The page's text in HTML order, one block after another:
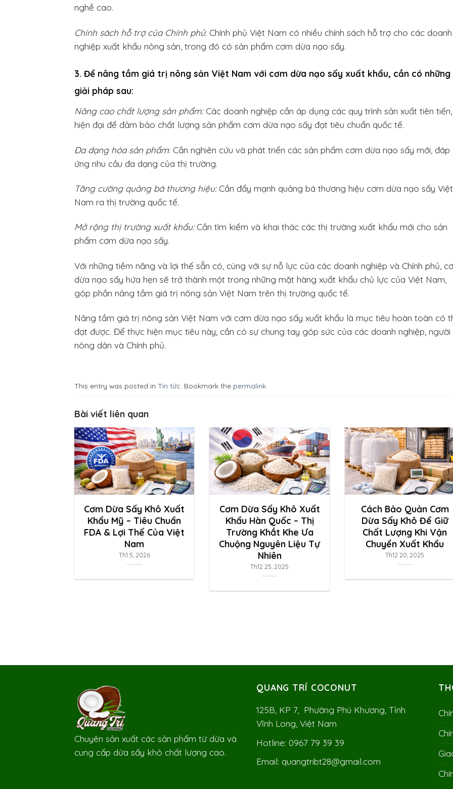
nghề cao.
Chính sách hỗ trợ của Chính phủ: Chính phủ Việt Nam có nhiều chính sách hỗ trợ cho các doanh
nghiệp xuất khẩu nông sản, trong đó có sản phẩm cơm dừa nạo sấy.
3. Để nâng tầm giá trị nông sản Việt Nam với cơm dừa nạo sấy xuất khẩu, cần có những
giải pháp sau:
Nâng cao chất lượng sản phẩm:Các doanh nghiệp cần áp dụng các quy trình sản xuất tiên tiến,
hiện đại để đảm bảo chất lượng sản phẩm cơm dừa nạo sấy đạt tiêu chuẩn quốc tế.
Đa dạng hóa sản phẩm: Cần nghiên cứu và phát triển các sản phẩm cơm dừa nạo sấy mới, đáp
ứng nhu cầu đa dạng của thị trường.
Tăng cường quảng bá thương hiệu:Cần đẩy mạnh quảng bá thương hiệu cơm dừa nạo sấy Việt
Nam ra thị trường quốc tế.
Mở rộng thị trường xuất khẩu:Cần tìm kiếm và khai thác các thị trường xuất khẩu mới cho sản
phẩm cơm dừa nạo sấy.
Với những tiềm năng và lợi thế sẵn có, cùng với sự nỗ lực của các doanh nghiệp và Chính phủ,
dừa nạo sấy hứa hẹn sẽ trở thành một trong những mặt hàng xuất khẩu chủ lực của Việt Nam,
góp phần nâng tầm giá trị nông sản Việt Nam trên thị trường quốc tế.
Nâng tầm giá trị nông sản Việt Nam với cơm dừa nạo sấy xuất khẩu là mục tiêu hoàn toàn có
đạt được. Để thực hiện mục tiêu này, cần có sự chung tay góp sức của các doanh nghiệp, người
nông dân và Chính phủ.
This entry was posted in Tin tức . Bookmark the permalink
Bài viết liên quan
Cơm Dừa Sấy Khô Xuất
Khẩu Mỹ – Tiêu Chuẩn
FDA & Lợi Thế Của Việt
Nam
Th1 5, 2026
Cơm Dừa Sấy Khô Xuất
Khẩu Hàn Quốc – Thị
Trường Khắt Khe Ưa
Chuộng Nguyên Liệu Tự
Nhiên
Th12 25, 2025
Cách Bảo Quản Cơm
Dừa Sấy Khô Để Giữ
Chất Lượng Khi Vận
Chuyển Xuất Khẩu
Th12 20, 2025
Chuyên sản xuất các sản phẩm từ dừa và
cung cấp dừa sấy khô chất lượng cao.
QUANG TRÍ COCONUT
125B, KP 7, Phường Phú Khương, Tỉnh
Vĩnh Long, Việt Nam
Hotline: 0967 79 39 39
Email: quangtribt28@gmail.com